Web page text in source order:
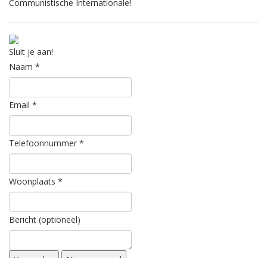
Communistische Internationale!
Sluit je aan!
Naam *
Email *
Telefoonnummer *
Woonplaats *
Bericht (optioneel)